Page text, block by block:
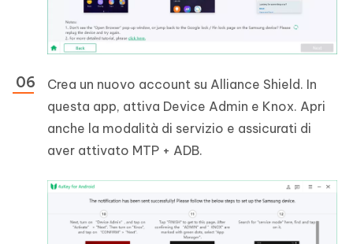
Crea un nuovo account su Alliance Shield. In
questa app, attiva Device Admin e Knox. Apri
anche la modalità di servizio e assicurati di
aver attivato MTP + ADB.